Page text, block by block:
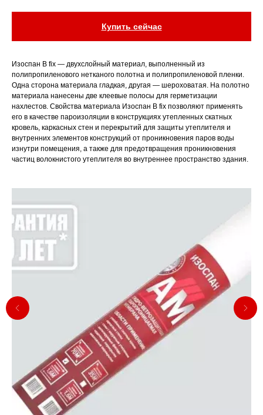
Купить сейчас
Изоспан В fix — двухслойный материал, выполненный из
полипропиленового нетканого полотна и полипропиленовой пленки.
Одна сторона материала гладкая, другая — шероховатая. На полотно
материала нанесены две клеевые полосы для герметизации
нахлестов. Свойства материала Изоспан B fix позволяют применять
его в качестве пароизоляции в конструкциях утепленных скатных
кровель, каркасных стен и перекрытий для защиты утеплителя и
внутренних элементов конструкций от проникновения паров воды
изнутри помещения, а также для предотвращения проникновения
частиц волокнистого утеплителя во внутреннее пространство здания.